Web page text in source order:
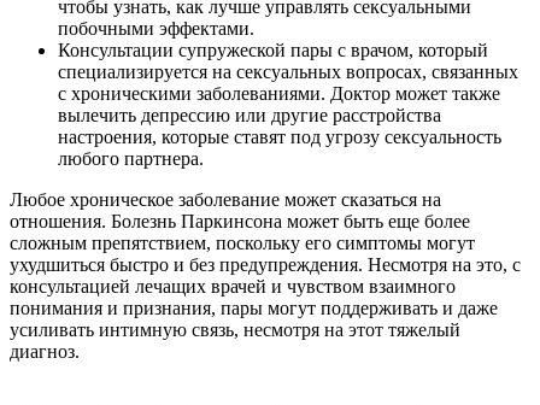
чтобы узнать, как лучше управлять сексуальными
побочными эффектами.
Консультации супружеской пары с врачом, который
специализируется на сексуальных вопросах, связанных
с хроническими заболеваниями. Доктор может также
вылечить депрессию или другие расстройства
настроения, которые ставят под угрозу сексуальность
любого партнера.
Любое хроническое заболевание может сказаться на
отношения. Болезнь Паркинсона может быть еще более
сложным препятствием, поскольку его симптомы могут
ухудшиться быстро и без предупреждения. Несмотря на это, с
консультацией лечащих врачей и чувством взаимного
понимания и признания, пары могут поддерживать и даже
усиливать интимную связь, несмотря на этот тяжелый
диагноз.